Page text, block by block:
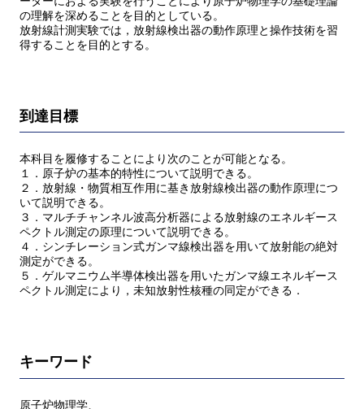
の理解を深めることを目的としている。
放射線計測実験では，放射線検出器の動作原理と操作技術を習
得することを目的とする。
到達目標
本科目を履修することにより次のことが可能となる。
１．原子炉の基本的特性について説明できる。
２．放射線・物質相互作用に基き放射線検出器の動作原理につ
いて説明できる。
３．マルチチャンネル波高分析器による放射線のエネルギース
ペクトル測定の原理について説明できる。
４．シンチレーション式ガンマ線検出器を用いて放射能の絶対
測定ができる。
５．ゲルマニウム半導体検出器を用いたガンマ線エネルギース
ペクトル測定により，未知放射性核種の同定ができる．
キーワード
原子炉物理学、